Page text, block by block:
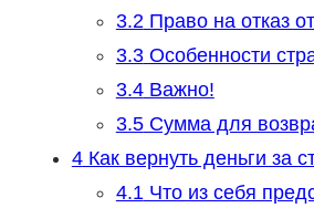
3.2Право на отказ
3.3Особенности
3.4Важно!
3.5Сумма для
4Как вернуть деньги за
4.1Что из себя